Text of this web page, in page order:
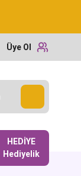
Üye Ol
HEDİYE
Hediyelik